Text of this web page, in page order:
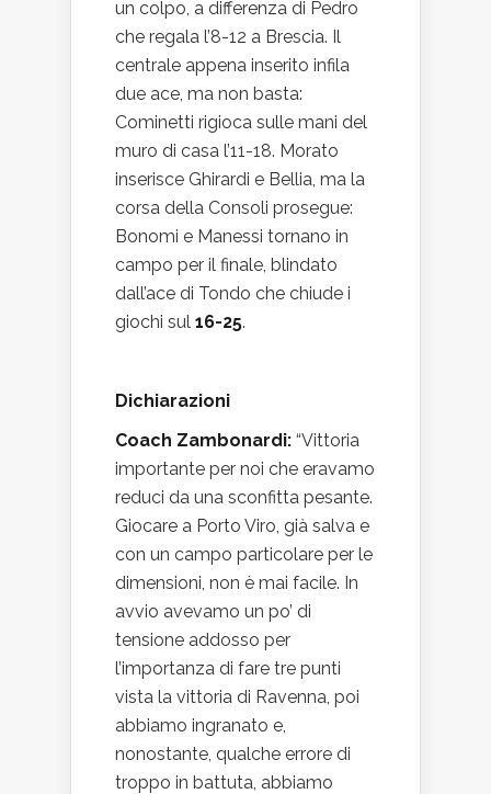
un colpo, a differenza di Pedro
che regala l’8-12 a Brescia. Il
centrale appena inserito infila
due ace, ma non basta:
Cominetti rigioca sulle mani del
muro di casa l’11-18. Morato
inserisce Ghirardi e Bellia, ma la
corsa della Consoli prosegue:
Bonomi e Manessi tornano in
campo per il finale, blindato
dall’ace di Tondo che chiude i
giochi sul 16-25.
Dichiarazioni
Coach Zambonardi: “Vittoria
importante per noi che eravamo
reduci da una sconfitta pesante.
Giocare a Porto Viro, già salva e
con un campo particolare per le
dimensioni, non è mai facile. In
avvio avevamo un po’ di
tensione addosso per
l’importanza di fare tre punti
vista la vittoria di Ravenna, poi
abbiamo ingranato e,
nonostante, qualche errore di
troppo in battuta, abbiamo